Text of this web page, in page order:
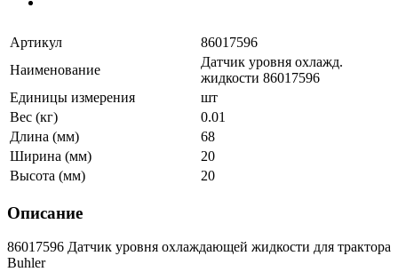
Артикул
86017596
Наименование
Датчик уровня охлажд.
жидкости 86017596
Единицы измерения
шт
Вес (кг)
0.01
Длина (мм)
68
Ширина (мм)
20
Высота (мм)
20
Описание
86017596 Датчик уровня охлаждающей жидкости для трактора
Buhler